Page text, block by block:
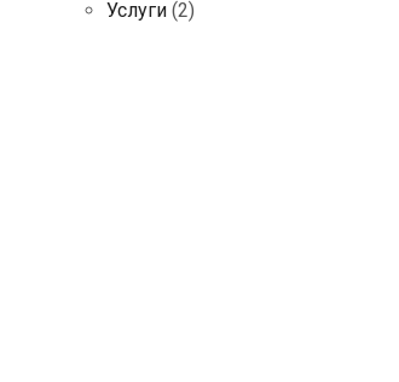
Услуги (2)